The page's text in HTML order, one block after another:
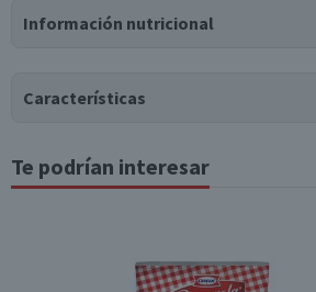
Puede contener
Información nutricional
Tabla nutricional
Energía (kCal)
Grasas Totales (g)
Características
Tipo de Producto
Te podrían interesar